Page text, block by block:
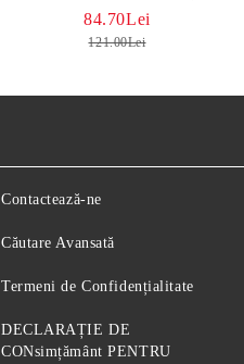
PLUTO NEGRO
84.70Lei
121.00Lei
Contactează-ne
Căutare Avansată
Termeni de Confidențialitate
DECLARAȚIE DE
CONsimțământ PENTRU